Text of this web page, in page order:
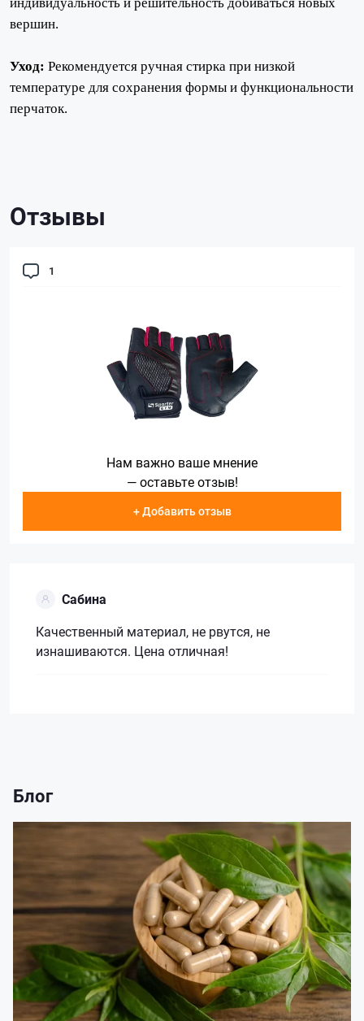
вершин.
Уход: Рекомендуется ручная стирка при низкой
температуре для сохранения формы и функциональности
перчаток.
Отзывы
1
Нам важно ваше мнение
— оставьте отзыв!
+ Добавить отзыв
Сабина
Качественный материал, не рвутся, не
изнашиваются. Цена отличная!
Блог